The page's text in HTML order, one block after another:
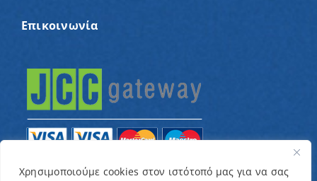
Χρησιμοποιούμε cookies στον ιστότοπό μας για να σας
Επικοινωνία